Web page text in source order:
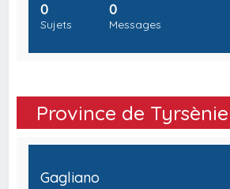
0
Sujets
0
Messages
Province de Tyrsènie
Gagliano